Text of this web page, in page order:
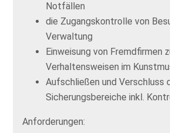
Notfällen
die Zugangskontrolle von
Verwaltung
Einweisung von Fremdfirmen
Verhaltensweisen im
Aufschließen und Verschluss
Sicherungsbereiche inkl.
Anforderungen: